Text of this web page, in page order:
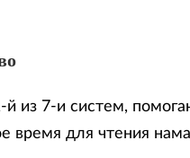
из 7-и систем,
время для чтения